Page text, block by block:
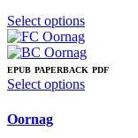
Select optionsThis
product
has
multiple
variants.
EPUB PAPERBACK PDF
Select optionsThis
Oornag